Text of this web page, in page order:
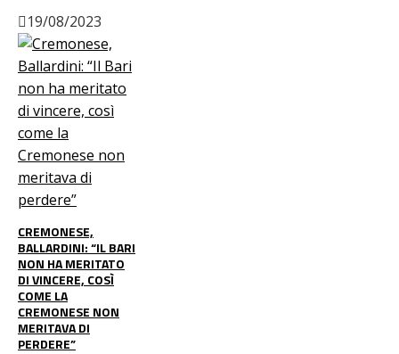
19/08/2023
CREMONESE,
BALLARDINI: “IL BARI
NON HA MERITATO
DI VINCERE, COSÌ
COME LA
CREMONESE NON
MERITAVA DI
PERDERE”